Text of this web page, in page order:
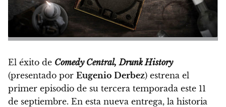
El éxito de Comedy Central, Drunk History
(presentado por Eugenio Derbez) estrena el
primer episodio de su tercera temporada este 11
de septiembre. En esta nueva entrega, la historia